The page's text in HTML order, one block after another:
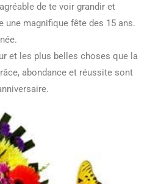
de te voir grandir et
une magnifique fête des 15 ans.
et les plus belles choses que la
abondance et réussite sont